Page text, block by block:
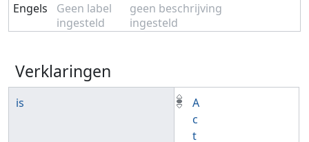
Engels
Geen label
ingesteld
geen beschrijving
ingesteld
Verklaringen
is
A
c
t